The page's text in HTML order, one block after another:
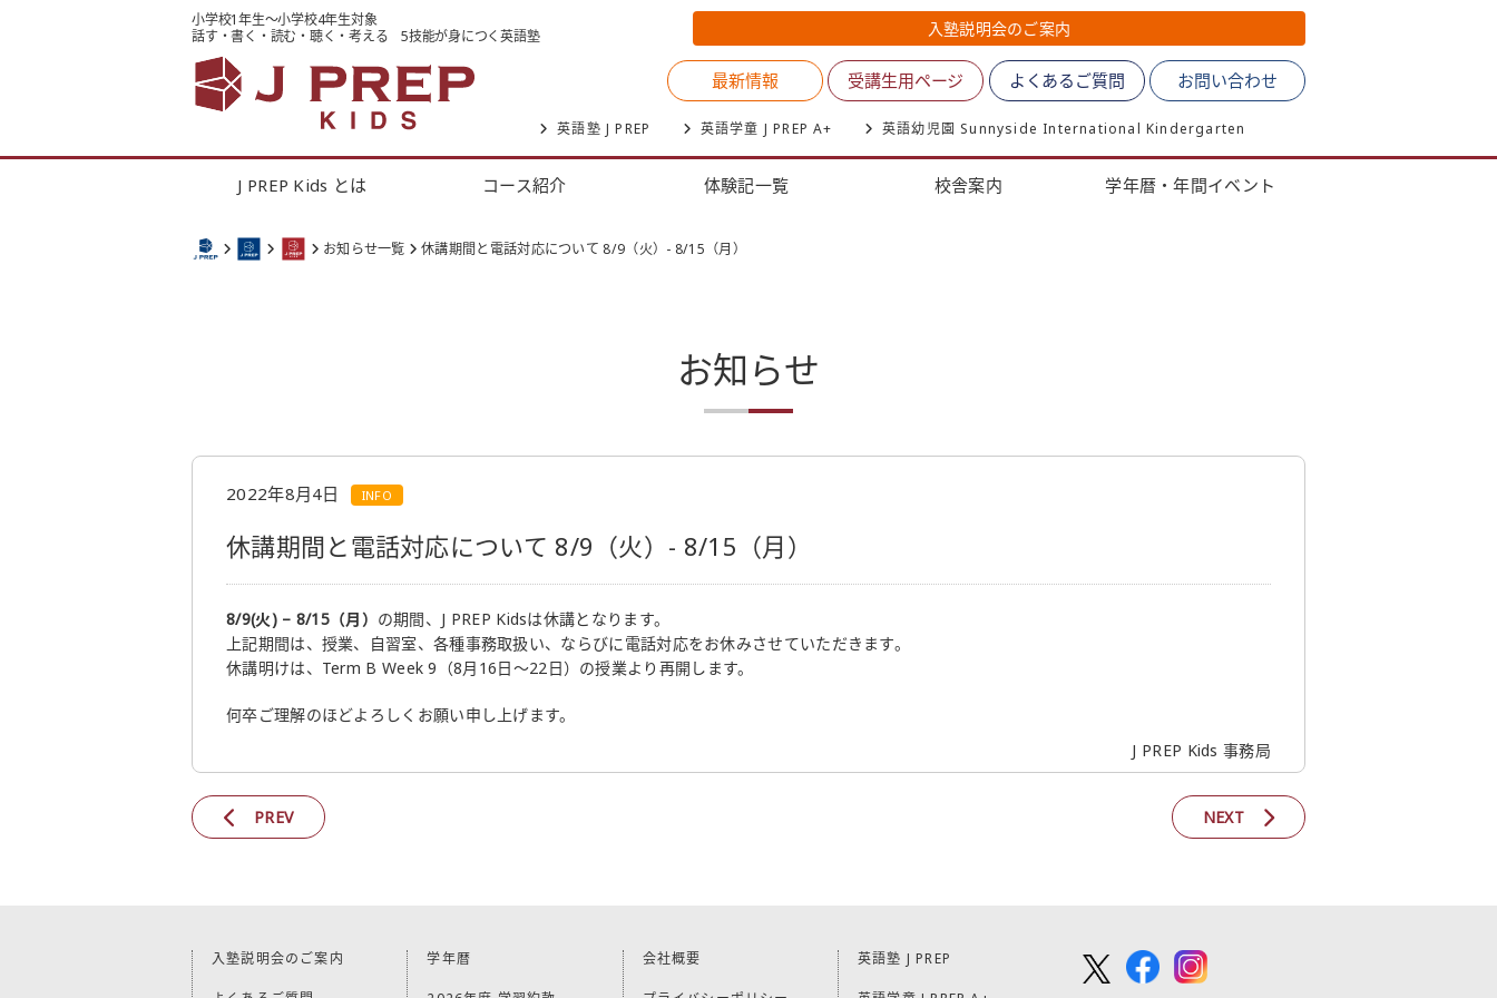
小学校1年生～小学校4年生対象
話す・書く・読む・聴く・考える5技能が身につく英語塾
英語塾 J PREP 英語学童 J PREP A+ 英語幼児園 Sunnyside International Kindergarten
入塾説明会のご案内
最新情報 受講生用ページ よくあるご質問 お問い合わせ
J PREP Kids とは コース紹介 体験記一覧 校舎案内 学年暦・年間イベント
お知らせ一覧 休講期間と電話対応について 8/9（火）- 8/15（月）
お知らせ
2022年8月4日 INFO
休講期間と電話対応について 8/9（火）- 8/15（月）
8/9(火) – 8/15（月） の期間、J PREP Kidsは休講となります。
上記期間は、授業、自習室、各種事務取扱い、ならびに電話対応をお休みさせていただきます。
休講明けは、Term B Week 9（8月16日～22日）の授業より再開します。
何卒ご理解のほどよろしくお願い申し上げます。
J PREP Kids 事務局
PREV NEXT
入塾説明会のご案内 学年暦 会社概要 英語塾 J PREP